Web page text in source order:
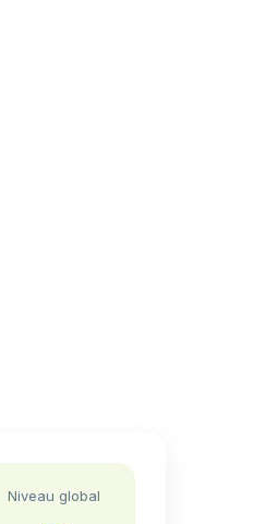
Niveau global